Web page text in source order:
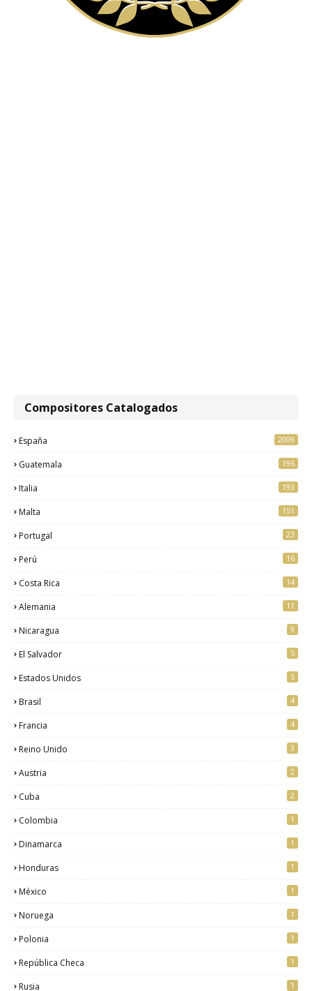
Compositores Catalogados
España 2009
Guatemala 196
Italia 193
Malta 151
Portugal 23
Perú 16
Costa Rica 14
Alemania 11
Nicaragua 9
El Salvador 5
Estados Unidos 5
Brasil 4
Francia 4
Reino Unido 3
Austria 2
Cuba 2
Colombia 1
Dinamarca 1
Honduras 1
México 1
Noruega 1
Polonia 1
República Checa 1
Rusia 1